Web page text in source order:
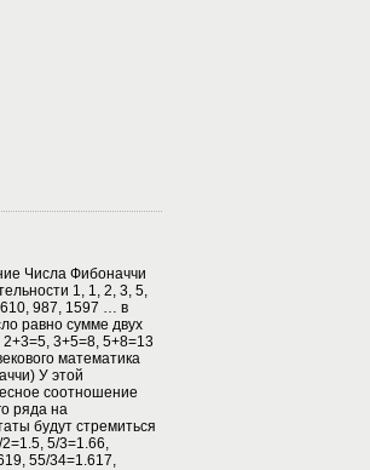
Числа Фибоначчи
1, 1, 2, 3, 5,
987, 1597 … в
равно сумме двух
3+5=8, 5+8=13
математика
У этой
соотношение
ряда на
будут стремиться
5/3=1.66,
55/34=1.617,